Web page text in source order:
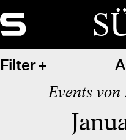
Filter
Events von